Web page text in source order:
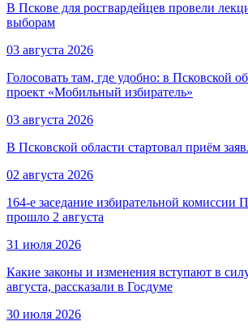
В Пскове для росгвардейцев провели
выборам
03 августа 2026
Голосовать там, где удобно: в Псковской
проект «Мобильный избиратель»
03 августа 2026
В Псковской области стартовал приём
02 августа 2026
164-е заседание избирательной комиссии
прошло 2 августа
31 июля 2026
Какие законы и изменения вступают в
августа, рассказали в Госдуме
30 июля 2026